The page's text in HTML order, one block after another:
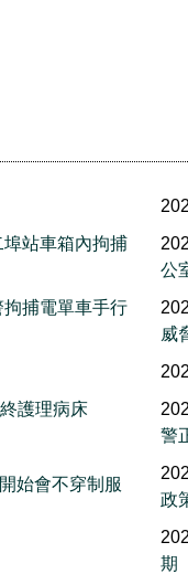
站車箱內拘捕
捕電單車手行
護理病床
始會不穿制服
公
威
警
政
期